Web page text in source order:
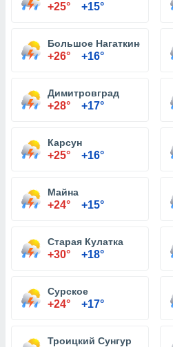
+25° +15°
Большое Нагаткино
+26° +16°
Димитровград
+28° +17°
Карсун
+25° +16°
Майна
+24° +15°
Старая Кулатка
+30° +18°
Сурское
+24° +17°
Троицкий Сунгур